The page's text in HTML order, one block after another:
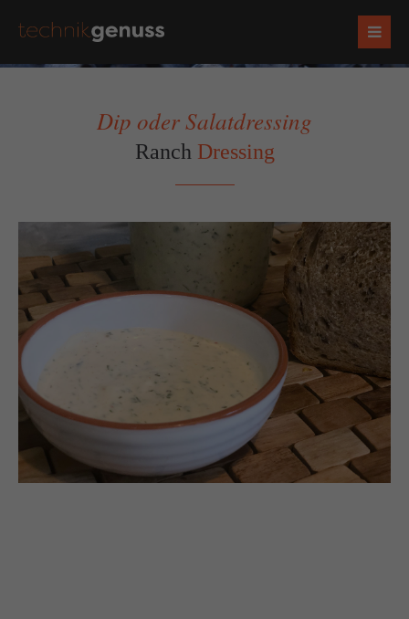
Socials
Auf meinen Social Media Kanälen gibt es regelmäßig
Udpates und Bilder!
Dip oder Salatdressing
Ranch Dressing
Zurück Vorwärts